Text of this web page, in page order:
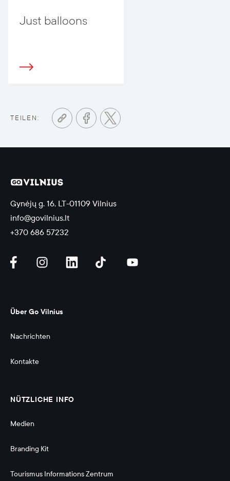
Just balloons
TEILEN:
Gynėjų g. 16, LT-01109 Vilnius
info@govilnius.lt
+370 686 57232
Über Go Vilnius
Nachrichten
Kontakte
NÜTZLICHE INFO
Medien
Branding Kit
Tourismus Informations Zentrum